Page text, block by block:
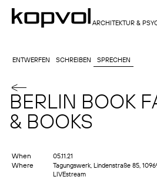
ARCHITEKTUR &
ENTWERFEN SCHREIBEN SPRECHEN
BERLIN BOOK
& BOOKS
When 05.11.21
Where
Tagungswerk, Lindenstraße 85,
LIVEstream